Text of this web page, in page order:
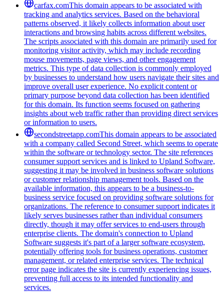
carfax.comThis domain appears to be associated with
tracking and analytics services. Based on the behavioral
patterns observed, it likely collects information about user
interactions and browsing habits across different websites.
The scripts associated with this domain are primarily used for
monitoring visitor activity, which may include recording
mouse movements, page views, and other engagement
metrics. This type of data collection is commonly employed
by businesses to understand how users navigate their sites and
improve overall user experience. No explicit content or
primary purpose beyond data collection has been identified
for this domain. Its function seems focused on gathering
insights about web traffic rather than providing direct services
or information to users.
secondstreetapp.comThis domain appears to be associated
with a company called Second Street, which seems to operate
within the software or technology sector. The site references
consumer support services and is linked to Upland Software,
suggesting it may be involved in business software solutions
or customer relationship management tools. Based on the
available information, this appears to be a business-to-
business service focused on providing software solutions for
organizations. The reference to consumer support indicates it
likely serves businesses rather than individual consumers
directly, though it may offer services to end-users through
enterprise clients. The domain's connection to Upland
Software suggests it's part of a larger software ecosystem,
potentially offering tools for business operations, customer
management, or related enterprise services. The technical
error page indicates the site is currently experiencing issues,
preventing full access to its intended functionality and
services.